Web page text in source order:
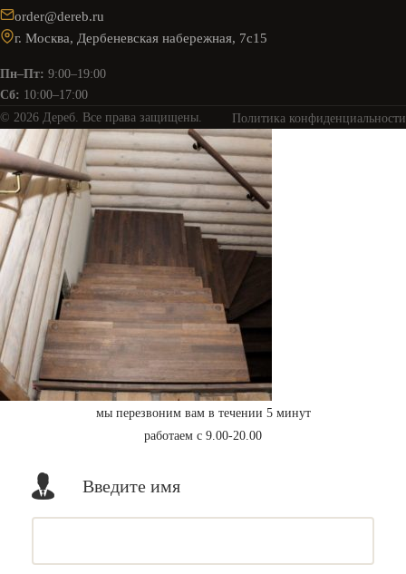
order@dereb.ru
г. Москва, Дербеневская набережная, 7с15
Пн–Пт: 9:00–19:00
Сб: 10:00–17:00
© 2026 Дереб. Все права защищены.
Политика конфиденциальности
мы перезвоним вам в течении 5 минут
работаем с 9.00-20.00
Введите имя